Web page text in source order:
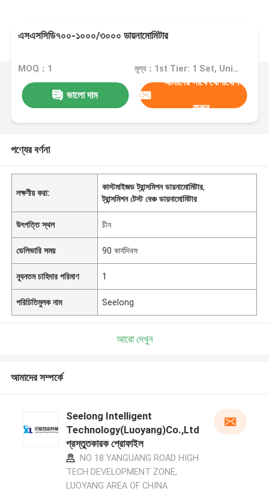
এসএসসিডি৭০০-১০০০/৩০০০ ডায়নামোমিটার
MOQ：1 মূল্য：1st Tier: 1 Set, Unit Price USD 3.00 2nd Tier: 2-5 Sets, Unit Price USD 2.00 3rd Tier: Over 5 Sets, Unit Price USD 1.00
ভালো দাম
আমাদের সাথে যোগাযোগ
করুন
পণ্যের বর্ণনা
লক্ষণীয় করা:
কাস্টমাইজড ট্রান্সমিশন ডায়নামোমিটার,
ট্রান্সমিশন টেস্ট বেঞ্চ ডায়নামোমিটার
উৎপত্তি স্থল চীন
ডেলিভারি সময় 90 কার্যদিবস
ন্যূনতম চাহিদার পরিমাণ 1
পরিচিতিমুলক নাম Seelong
আরো দেখুন
আমাদের সম্পর্কে
Seelong Intelligent
Technology(Luoyang)Co.,Ltd
প্রস্তুতকারক প্রোফাইল
NO 18 YANGUANG ROAD HIGH
TECH DEVELOPMENT ZONE,
LUOYANG AREA OF CHINA